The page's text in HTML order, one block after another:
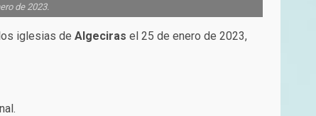
de 2023.
iglesias de Algeciras el 25 de enero de 2023,